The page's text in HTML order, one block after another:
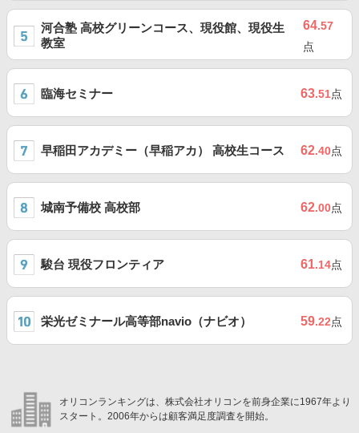
河合塾 高校グリーンコース、現役館、現役生
教室
64.57
点
臨海セミナー 63.51点
早稲田アカデミー（早稲アカ） 高校生コース 62.40点
城南予備校 高校部 62.00点
駿台 現役フロンティア 61.14点
栄光ゼミナール高等部navio（ナビオ） 59.22点
オリコンランキングは、株式会社オリコンを前身企業に1967年より
スタート。2006年からは顧客満足度調査を開始。